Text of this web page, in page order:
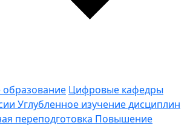
Цифровые кафедры
Углубленное изучение дисциплин
переподготовка Повышение